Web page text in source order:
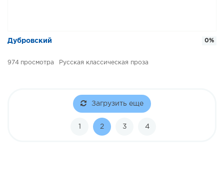
Дубровский
974 Русская классическая проза
0%
Загрузить еще
1 2 3 4